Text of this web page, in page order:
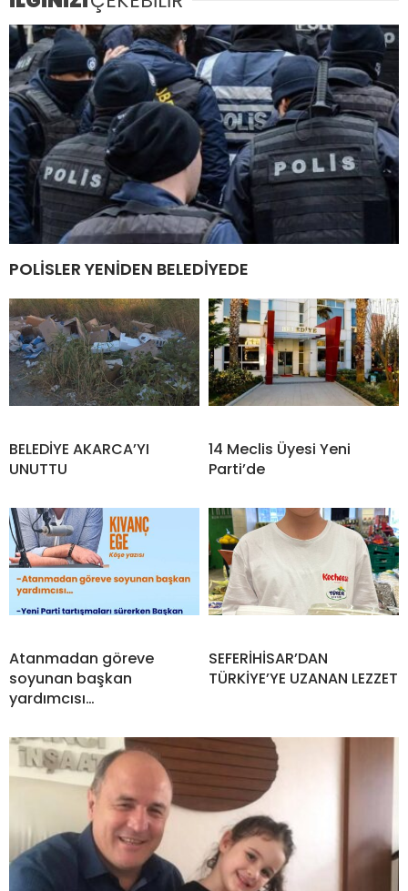
POLİSLER YENİDEN BELEDİYEDE
BELEDİYE AKARCA’YI
UNUTTU
14 Meclis Üyesi Yeni
Parti’de
Atanmadan göreve
soyunan başkan
yardımcısı…
SEFERİHİSAR’DAN
TÜRKİYE’YE UZANAN LEZZET